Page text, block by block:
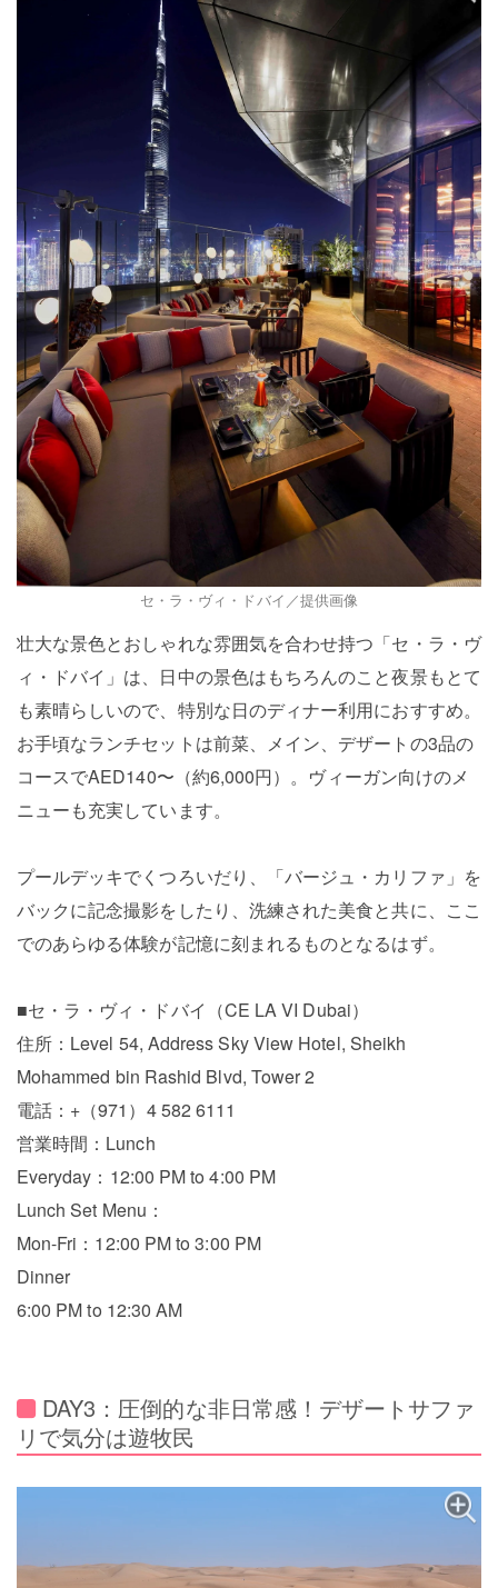
セ・ラ・ヴィ・ドバイ／提供画像
壮大な景色とおしゃれな雰囲気を合わせ持つ「セ・ラ・ヴ
ィ・ドバイ」は、日中の景色はもちろんのこと夜景もとて
も素晴らしいので、特別な日のディナー利用におすすめ。
お手頃なランチセットは前菜、メイン、デザートの3品の
コースでAED140〜（約6,000円）。ヴィーガン向けのメ
ニューも充実しています。
プールデッキでくつろいだり、「バージュ・カリファ」を
バックに記念撮影をしたり、洗練された美食と共に、ここ
でのあらゆる体験が記憶に刻まれるものとなるはず。
■セ・ラ・ヴィ・ドバイ（CE LA VI Dubai）
住所：Level 54, Address Sky View Hotel, Sheikh
Mohammed bin Rashid Blvd, Tower 2
電話：+（971）4 582 6111
営業時間：Lunch
Everyday：12:00 PM to 4:00 PM
Lunch Set Menu：
Mon-Fri：12:00 PM to 3:00 PM
Dinner
6:00 PM to 12:30 AM
DAY3：圧倒的な非日常感！デザートサファ
リで気分は遊牧民